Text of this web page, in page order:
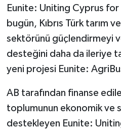
Eunite: Uniting Cyprus for
bugün, Kıbrıs Türk tarım
sektörünü güçlendirmeyi
desteğini daha da ileriye
yeni projesi Eunite:
AB tarafından finanse
toplumunun ekonomik ve
destekleyen Eunite: